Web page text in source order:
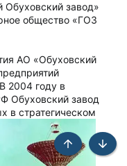
Обуховский завод»
общество «ГОЗ
АО «Обуховский
2004 году в
Обуховский завод
в стратегическом